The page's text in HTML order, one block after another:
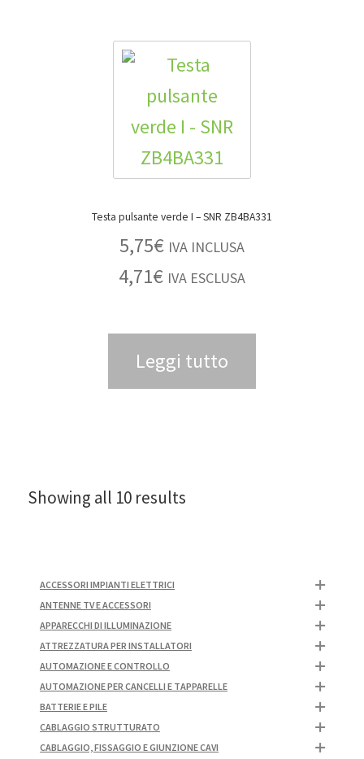
Testa pulsante verde I – SNR ZB4BA331
5,75€ IVA INCLUSA
4,71€ IVA ESCLUSA
Leggi tutto
Showing all 10 results
ACCESSORI IMPIANTI ELETTRICI
ANTENNE TV E ACCESSORI
APPARECCHI DI ILLUMINAZIONE
ATTREZZATURA PER INSTALLATORI
AUTOMAZIONE E CONTROLLO
AUTOMAZIONE PER CANCELLI E TAPPARELLE
BATTERIE E PILE
CABLAGGIO STRUTTURATO
CABLAGGIO, FISSAGGIO E GIUNZIONE CAVI